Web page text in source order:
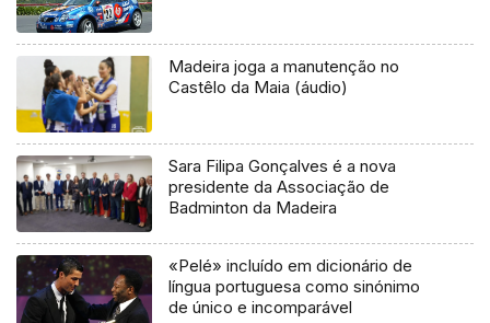
Madeira joga a manutenção no
Castêlo da Maia (áudio)
Sara Filipa Gonçalves é a nova
presidente da Associação de
Badminton da Madeira
«Pelé» incluído em dicionário de
língua portuguesa como sinónimo
de único e incomparável